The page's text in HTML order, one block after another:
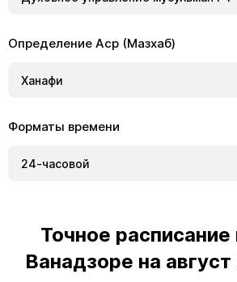
Определение Аср (Мазхаб)
Форматы времени
Точное расписание
Ванадзоре на